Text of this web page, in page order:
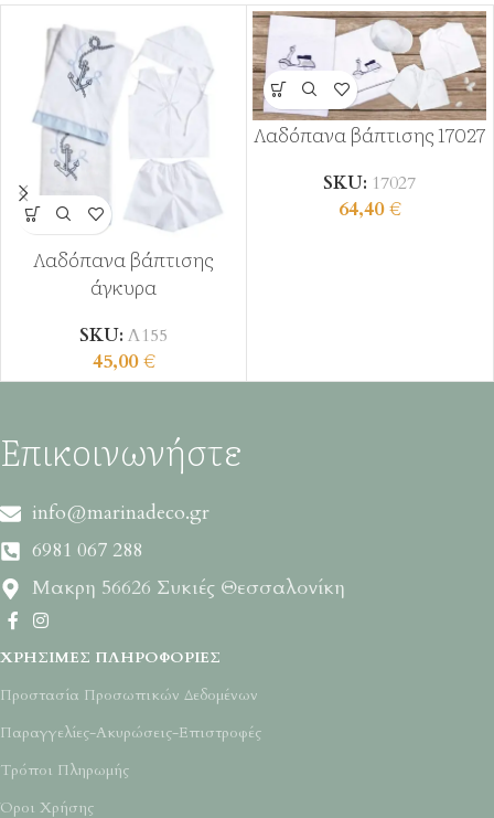
Λαδόπανα βάπτισης
άγκυρα
SKU: Λ155
45,00€
Λαδόπανα βάπτισης 17027
SKU: 17027
64,40€
Επικοινωνήστε
info@marinadeco.gr
6981 067 288
Μακρη 56626 Συκιές Θεσσαλονίκη
ΧΡΉΣΙΜΕΣ ΠΛΗΡΟΦΟΡΊΕΣ
Προστασία Προσωπικών Δεδομένων
Παραγγελίες-Ακυρώσεις-Επιστροφές
Τρόποι Πληρωμής
Όροι Χρήσης